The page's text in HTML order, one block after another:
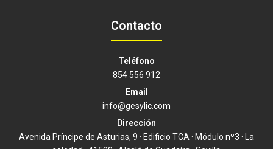
Contacto
Teléfono
854 556 912
Email
info@gesylic.com
Dirección
Avenida Príncipe de Asturias, 9 · Edificio TCA · Módulo nº3 · La